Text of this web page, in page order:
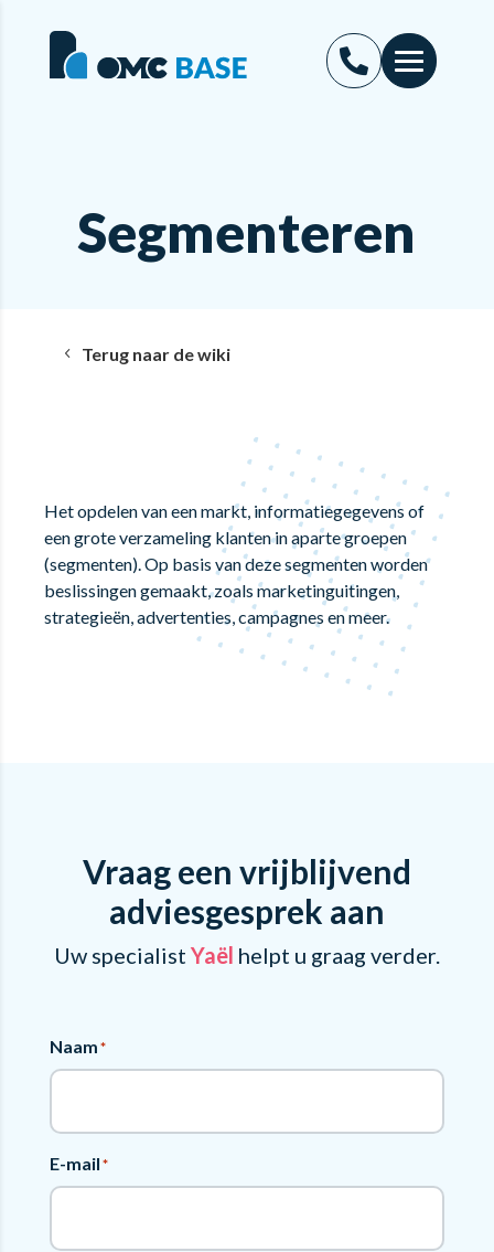
Segmenteren
Terug naar de wiki
Het opdelen van een markt, informatiegegevens of
een grote verzameling klanten in aparte groepen
(segmenten). Op basis van deze segmenten worden
beslissingen gemaakt, zoals marketinguitingen,
strategieën, advertenties, campagnes en meer.
Vraag een vrijblijvend
adviesgesprek aan
Uw specialist Yaël helpt u graag verder.
Naam*
E-mail*